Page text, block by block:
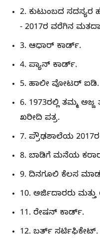
2. ಕುಟುಂಬದ ಸದಸ್ಯರ
- 2017ರ ವರೆಗಿನ
3. ಆಧಾರ್ ಕಾರ್ಡ್.
4. ಪ್ಯಾನ್ ಕಾರ್ಡ್.
5. ಹಾಲೀ ವೋಟರ್ ಐಡಿ.
6. 1973ರಲ್ಲಿ ತಮ್ಮ
ಖರೀದಿ ಪತ್ರ.
7. ಪ್ರೌಢಶಾಲೆಯ 2017ರ
8. ಬಾಡಿಗೆ ಮನೆಯ
9. ದಿನಗೂಲಿ ಕೆಲಸ
10. ಅರ್ಜಿದಾರರು
11. ರೇಷನ್ ಕಾರ್ಡ್.
12. ಬರ್ತ್ ಸರ್ಟಿಫಿಕೇಟ್.